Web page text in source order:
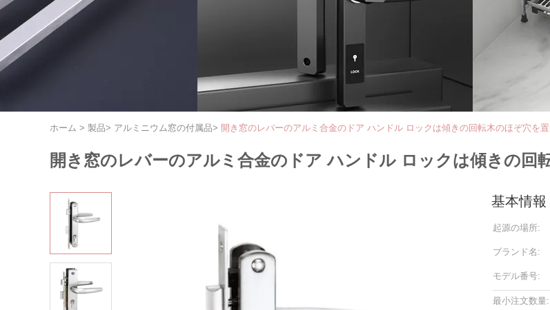
ホーム > 製品> アルミニウム窓の付属品> 開き窓のレバーのアルミ合金のドア ハンドル ロックは傾きの回転木のほぞ穴を置
開き窓のレバーのアルミ合金のドア ハンドル ロックは傾きの回
基本情報
起源の場所:
ブランド名:
モデル番号:
最小注文数量: